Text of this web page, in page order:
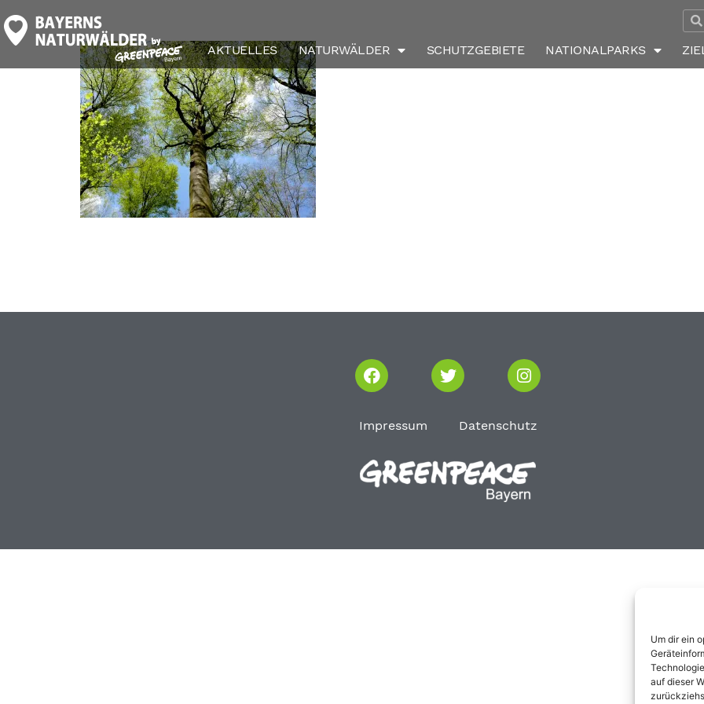
Um dir ein
auf dieser
AKTUELLES NATURWÄLDER SCHUTZGEBIETE NATIONALPARKS
header_ziele
Impressum Datenschutz